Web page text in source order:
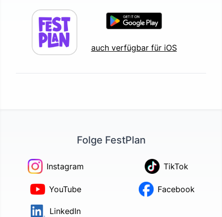
auch verfügbar für iOS
Folge FestPlan
Instagram TikTok
YouTube Facebook
LinkedIn